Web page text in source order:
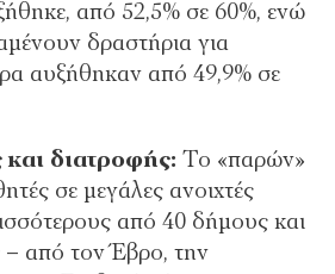
από 52,5% σε 60%, ενώ
δραστήρια για
αυξήθηκαν από 49,9% σε
διατροφής: Το «παρών»
σε μεγάλες ανοιχτές
από 40 δήμους και
– από τον Έβρο, την